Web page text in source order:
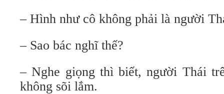
– Hình như cô không phải là người
– Sao bác nghĩ thế?
– Nghe giọng thì biết, người Thái
không sõi lắm.